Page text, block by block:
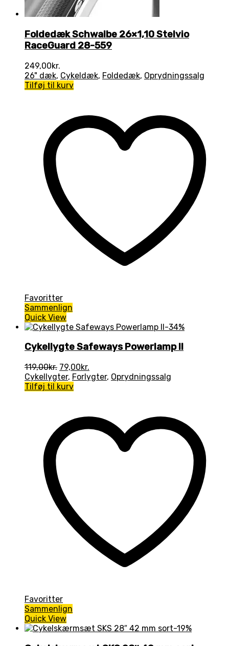
Foldedæk Schwalbe 26×1,10 Stelvio
RaceGuard 28-559
249,00kr.
26" dæk, Cykeldæk, Foldedæk, Oprydningssalg
Tilføj til kurv
Favoritter
Sammenlign
Quick View
-34%
Cykellygte Safeways Powerlamp ll
119,00kr. Den
oprindelige
pris
79,00kr.
aktuelle
Cykellygter, Forlygter, Oprydningssalg
Tilføj til kurv
Favoritter
Sammenlign
Quick View
-19%